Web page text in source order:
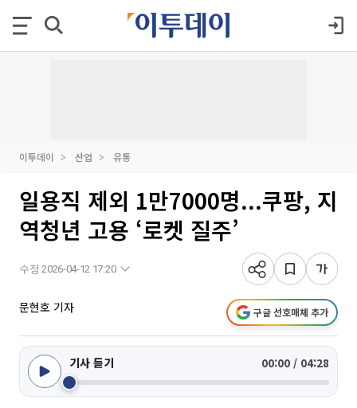
이투데이 산업 유통
일용직 제외 1만7000명...쿠팡, 지
역청년 고용 ‘로켓 질주’
수정 2026-04-12 17:20
문현호 기자 구글 선호매체 추가
기사 듣기 00:00 / 04:28